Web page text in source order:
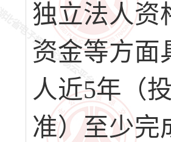
独立法人资
资金等方面
人近5年（
准）至少完